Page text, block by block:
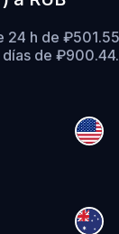
h de
de ₽900.44.